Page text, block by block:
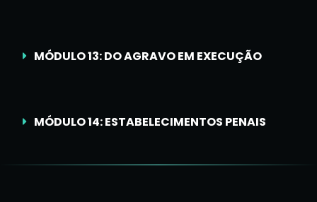
MÓDULO 13: DO AGRAVO EM EXECUÇÃO
MÓDULO 14: ESTABELECIMENTOS PENAIS